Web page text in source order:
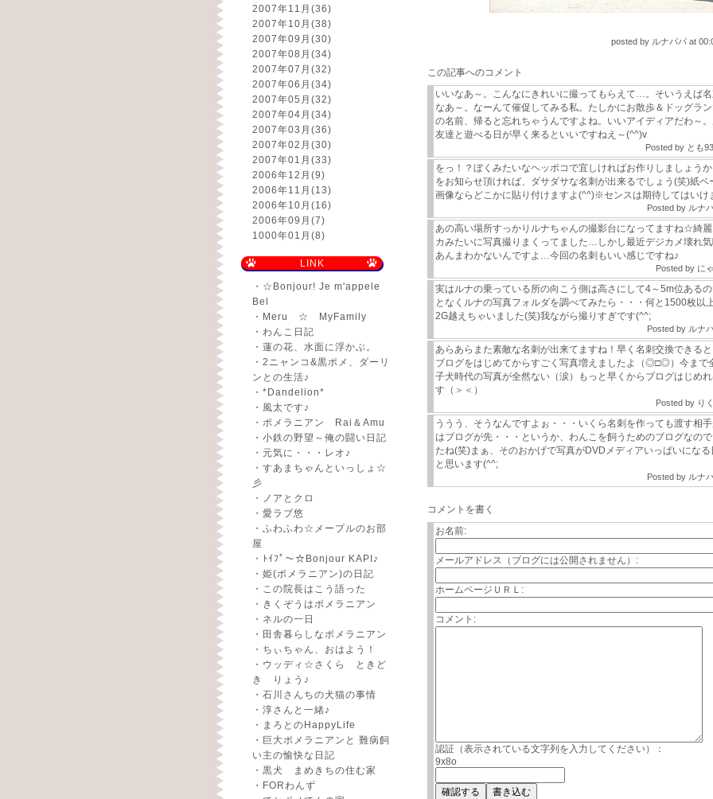
2007年11月 (36)
2007年10月 (38)
2007年09月 (30)
2007年08月 (34)
2007年07月 (32)
2007年06月 (34)
2007年05月 (32)
2007年04月 (34)
2007年03月 (36)
2007年02月 (30)
2007年01月 (33)
2006年12月 (9)
2006年11月 (13)
2006年10月 (16)
2006年09月 (7)
1000年01月 (8)
LINK
・ ☆Bonjour! Je m'appele
Bel
・ Meru ☆ MyFamily
・ わんこ日記
・ 蓮の花、水面に浮かぶ。
・ 2ニャンコ&黒ポメ、ダーリ
ンとの生活♪
・ *Dandelion*
・ 風太です♪
・ ポメラニアン Rai＆Amu
・ 小鉄の野望～俺の闘い日記
・ 元気に・・・レオ♪
・ すあまちゃんといっしょ☆
彡
・ ノアとクロ
・ 愛ラブ悠
・ ふわふわ☆メープルのお部
屋
・
ﾄｲﾌﾟ～☆Bonjour KAPI♪
・ 姫(ポメラニアン)の日記
・ この院長はこう語った
・ きくぞうはポメラニアン
・ ネルの一日
・ 田舎暮らしなポメラニアン
・ ちぃちゃん、おはよう！
・ ウッディ☆さくら ときど
き りょう♪
・ 石川さんちの犬猫の事情
・ 淳さんと一緒♪
・ まろとのHappyLife
・ 巨大ポメラニアンと 難病飼
い主の愉快な日記
・ 黒犬 まめきちの住む家
・ FORわんず
posted by ルナパパ at
この記事へのコメント
いいなあ～。こんなにきれいに撮ってもらえて…。そいうえば
なあ～。なーんて催促してみる私。たしかにお散歩＆ドッグラ
の名前、帰ると忘れちゃうんですよね。いいアイディアだわ～
友達と遊べる日が早く来るといいですねえ～(^^)v
Posted by とも
をっ！？ぼくみたいなヘッポコで宜しければお作りしましょう
をお知らせ頂ければ、ダサダサな名刺が出来るでしょう(笑)紙
画像ならどこかに貼り付けますよ(^^)※センスは期待してはいけ
Posted by ルナ
あの高い場所すっかりルナちゃんの撮影台になってますね☆綺
カみたいに写真撮りまくってました…しかし最近デジカメ壊れ
あんまわかないんですよ…今回の名刺もいい感じですね♪
Posted by に
実はルナの乗っている所の向こう側は高さにして4～5m位ある
となくルナの写真フォルダを調べてみたら・・・何と1500枚以
2G越えちゃいました(笑)我ながら撮りすぎです(^^;
Posted by ルナ
あらあらまた素敵な名刺が出来てますね！早く名刺交換できる
ブログをはじめてからすごく写真増えましたよ（◎□◎）今まで
子犬時代の写真が全然ない（涙）もっと早くからブログはじめ
す（＞＜）
Posted by り
ううう、そうなんですよぉ・・・いくら名刺を作っても渡す相
はブログが先・・・というか、わんこを飼うためのブログなの
たね(笑)まぁ、そのおかげで写真がDVDメディアいっぱいにな
と思います(^^;
Posted by ルナ
コメントを書く
お名前:
メールアドレス（ブログには公開されません）:
ホームページＵＲＬ:
コメント:
認証（表示されている文字列を入力してください）：
9x8o